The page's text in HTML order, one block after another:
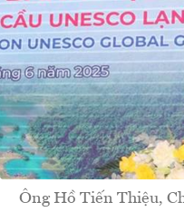
Ông Hồ Tiến Thiệu,